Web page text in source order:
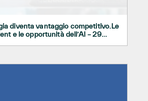
diventa vantaggio competitivo.Le
e le opportunità dell’AI – 29